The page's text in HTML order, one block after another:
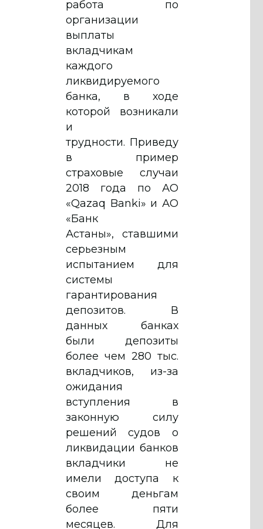
работа по
организации
выплаты
вкладчикам
каждого
ликвидируемого
банка, в ходе
которой возникали
и
трудности. Приведу
в пример
страховые случаи
2018 года по АО
«Qazaq Banki» и АО
«Банк
Астаны», ставшими
серьезным
испытанием для
системы
гарантирования
депозитов. В
данных банках
были депозиты
более чем 280 тыс.
вкладчиков, из-за
ожидания
вступления в
законную силу
решений судов о
ликвидации банков
вкладчики не
имели доступа к
своим деньгам
более пяти
месяцев. Для